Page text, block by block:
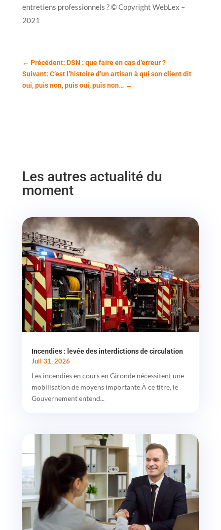
entretiens professionnels ? © Copyright WebLex –
2021
← Précédent: DSN : que faire en cas d’erreur ?
Suivant: C’est l’histoire d’un artisan à qui son client dit
oui, puis non, puis oui, puis non…→
Les autres actualité du
moment
Incendies : levée des interdictions de circulation
Juil 31, 2026
Les incendies en cours en Gironde nécessitent une
mobilisation de moyens importante À ce titre, le
Gouvernement entend...